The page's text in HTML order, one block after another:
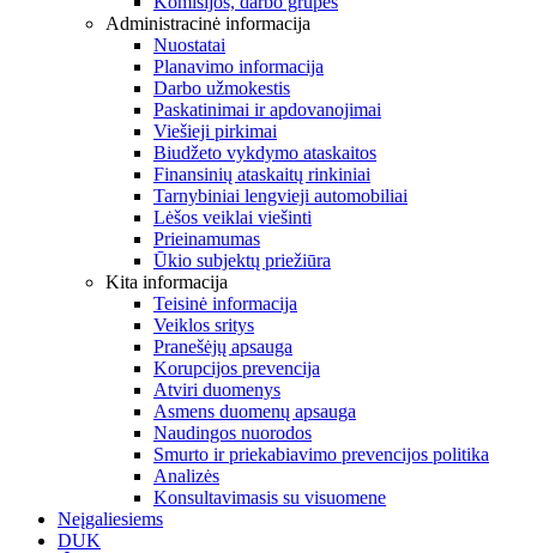
Administracinė informacija
Nuostatai
Planavimo informacija
Darbo užmokestis
Paskatinimai ir apdovanojimai
Viešieji pirkimai
Biudžeto vykdymo ataskaitos
Finansinių ataskaitų rinkiniai
Tarnybiniai lengvieji automobiliai
Lėšos veiklai viešinti
Prieinamumas
Ūkio subjektų priežiūra
Kita informacija
Teisinė informacija
Veiklos sritys
Pranešėjų apsauga
Korupcijos prevencija
Atviri duomenys
Asmens duomenų apsauga
Naudingos nuorodos
Smurto ir priekabiavimo prevencijos politika
Analizės
Konsultavimasis su visuomene
Neįgaliesiems
DUK